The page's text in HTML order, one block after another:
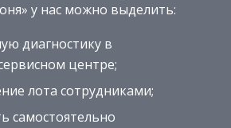
у нас можно выделить:
диагностику в
центре;
лота сотрудниками;
самостоятельно